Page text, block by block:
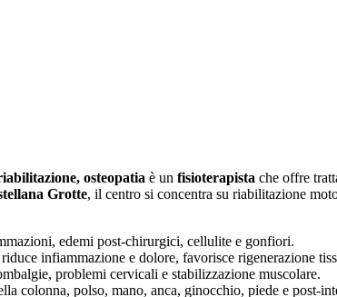
osteopatia è un fisioterapista che offre
Grotte, il centro si concentra su riabilitazione
edemi post-chirurgici, cellulite e gonfiori.
riduce infiammazione e dolore, favorisce rigenerazione
problemi cervicali e stabilizzazione muscolare.
colonna, polso, mano, anca, ginocchio, piede e post-